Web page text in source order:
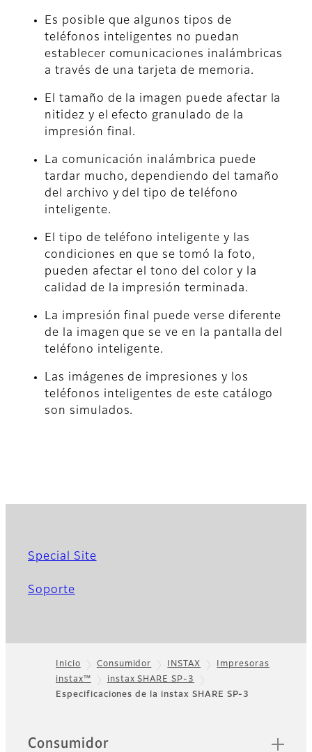
Es posible que algunos tipos de
teléfonos inteligentes no puedan
establecer comunicaciones inalámbricas
a través de una tarjeta de memoria.
El tamaño de la imagen puede afectar la
nitidez y el efecto granulado de la
impresión final.
La comunicación inalámbrica puede
tardar mucho, dependiendo del tamaño
del archivo y del tipo de teléfono
inteligente.
El tipo de teléfono inteligente y las
condiciones en que se tomó la foto,
pueden afectar el tono del color y la
calidad de la impresión terminada.
La impresión final puede verse diferente
de la imagen que se ve en la pantalla del
teléfono inteligente.
Las imágenes de impresiones y los
teléfonos inteligentes de este catálogo
son simulados.
Special Site
Soporte
Footer
Inicio Consumidor INSTAX
Impresoras
instax™
instax SHARE SP-3
Especificaciones de la instax SHARE SP-3
Sitemap
Consumidor